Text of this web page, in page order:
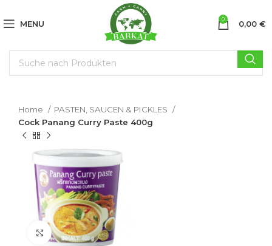
MENU 0 0,00 €
Home
PASTEN, SAUCEN & PICKLES
Cock Panang Curry Paste 400g
Click to enlarge